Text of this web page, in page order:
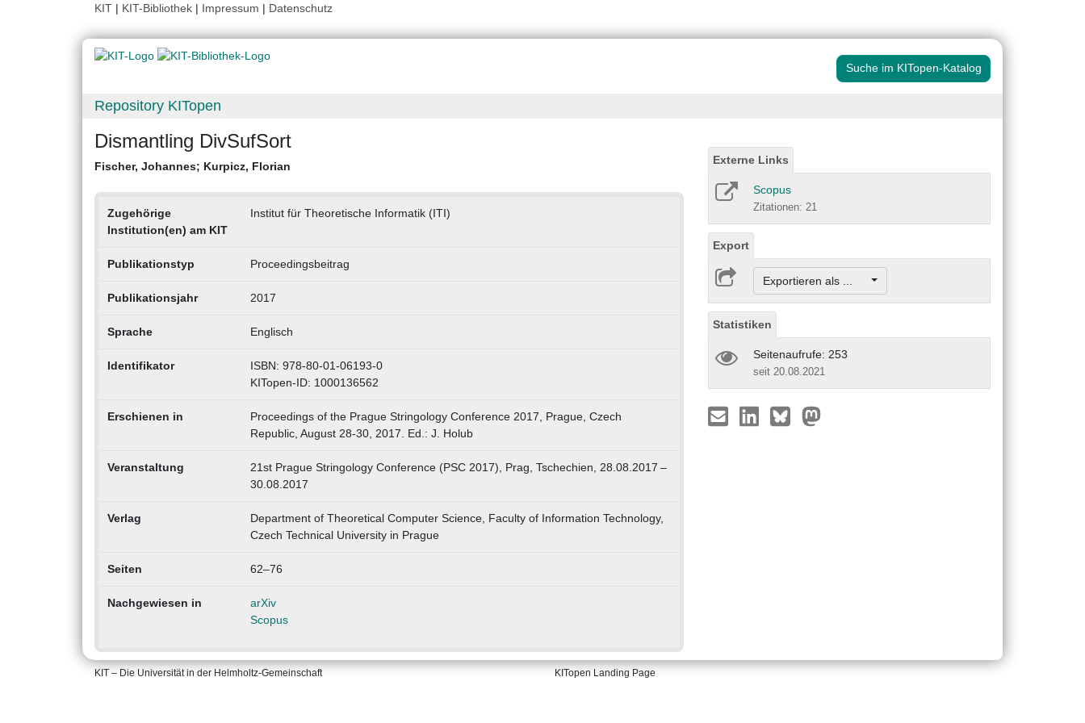
KIT | KIT-Bibliothek | Impressum | Datenschutz
Suche im KITopen-Katalog
Repository KITopen
Dismantling DivSufSort
Fischer, Johannes; Kurpicz, Florian
Zugehörige
Institution(en) am KIT
Institut für Theoretische Informatik (ITI)
Publikationstyp Proceedingsbeitrag
Publikationsjahr 2017
Sprache Englisch
Identifikator
ISBN: 978-80-01-06193-0
KITopen-ID: 1000136562
Erschienen in
Proceedings of the Prague Stringology Conference 2017, Prague, Czech
Republic, August 28-30, 2017. Ed.: J. Holub
Veranstaltung
21st Prague Stringology Conference (PSC 2017), Prag, Tschechien, 28.08.2017 –
30.08.2017
Verlag
Department of Theoretical Computer Science, Faculty of Information Technology,
Czech Technical University in Prague
Seiten 62–76
Nachgewiesen in
arXiv
Scopus
Externe Links
Scopus
Zitationen: 21
Export
Exportieren als ...
Statistiken
Seitenaufrufe: 253
seit 20.08.2021
KIT – Die Universität in der Helmholtz-Gemeinschaft KITopen Landing Page